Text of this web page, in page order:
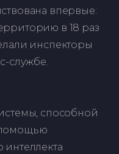
впервые:
в 18 раз
инспекторы
службе.
способной
интеллекта